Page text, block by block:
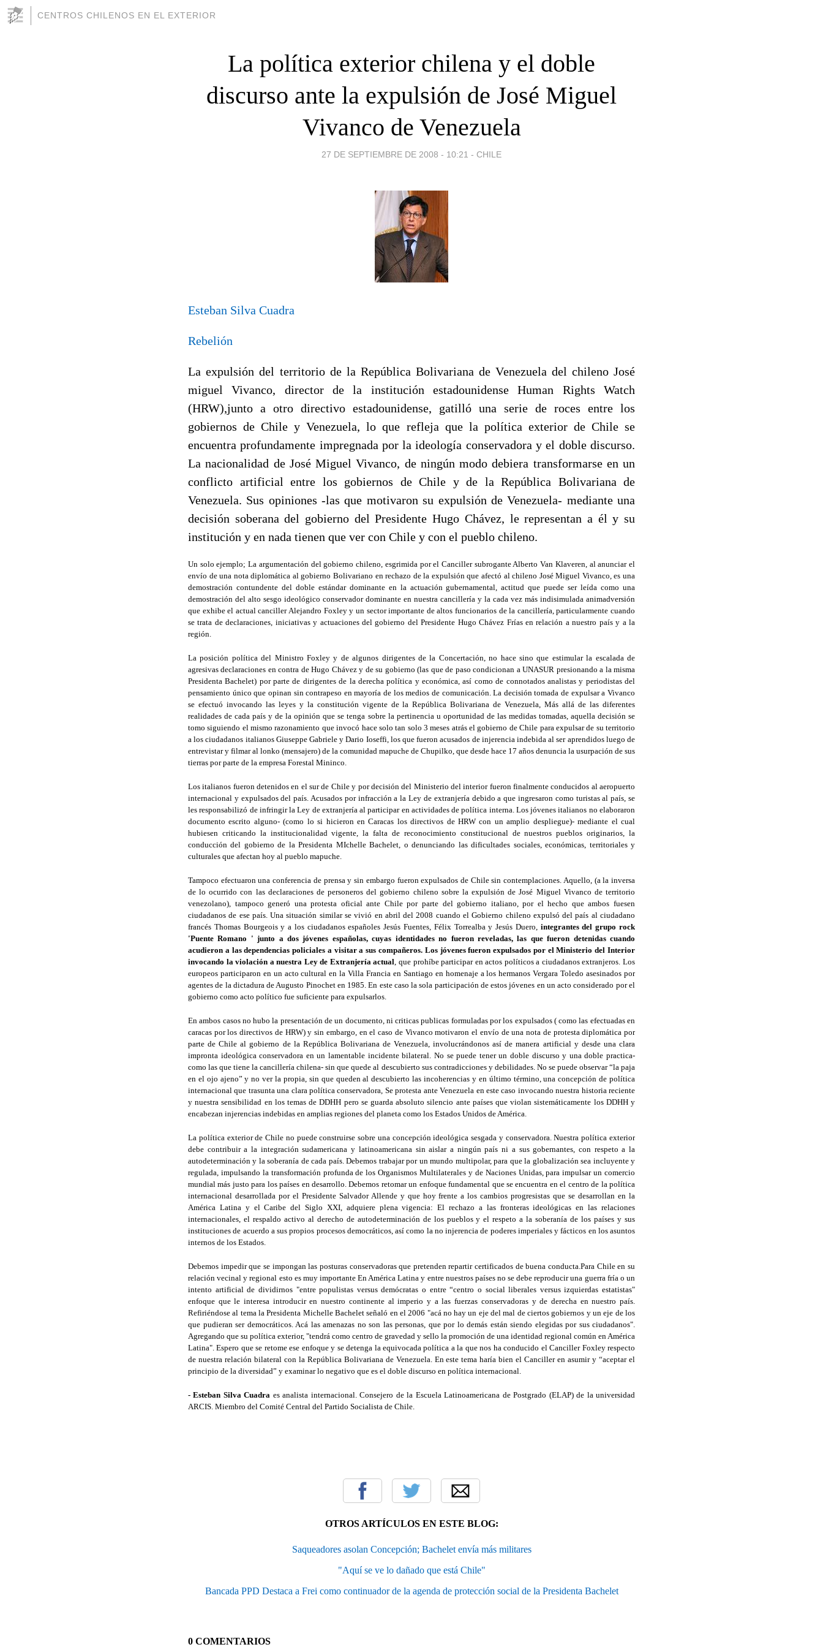
CENTROS CHILENOS EN EL EXTERIOR
La política exterior chilena y el doble
discurso ante la expulsión de José Miguel
Vivanco de Venezuela
27 DE SEPTIEMBRE DE 2008 - 10:21 - CHILE
Esteban Silva Cuadra
Rebelión
La expulsión del territorio de la República Bolivariana de Venezuela del chileno José
miguel Vivanco, director de la institución estadounidense Human Rights Watch
(HRW),junto a otro directivo estadounidense, gatilló una serie de roces entre los
gobiernos de Chile y Venezuela, lo que refleja que la política exterior de Chile se
encuentra profundamente impregnada por la ideología conservadora y el doble discurso.
La nacionalidad de José Miguel Vivanco, de ningún modo debiera transformarse en un
conflicto artificial entre los gobiernos de Chile y de la República Bolivariana de
Venezuela. Sus opiniones -las que motivaron su expulsión de Venezuela- mediante una
decisión soberana del gobierno del Presidente Hugo Chávez, le representan a él y su
institución y en nada tienen que ver con Chile y con el pueblo chileno.
Un solo ejemplo; La argumentación del gobierno chileno, esgrimida por el Canciller subrogante Alberto Van Klaveren, al anunciar el
envío de una nota diplomática al gobierno Bolivariano en rechazo de la expulsión que afectó al chileno José Miguel Vivanco, es una
demostración contundente del doble estándar dominante en la actuación gubernamental, actitud que puede ser leída como una
demostración del alto sesgo ideológico conservador dominante en nuestra cancillería y la cada vez más indisimulada animadversión
que exhibe el actual canciller Alejandro Foxley y un sector importante de altos funcionarios de la cancillería, particularmente cuando
se trata de declaraciones, iniciativas y actuaciones del gobierno del Presidente Hugo Chávez Frías en relación a nuestro país y a la
región.
La posición política del Ministro Foxley y de algunos dirigentes de la Concertación, no hace sino que estimular la escalada de
agresivas declaraciones en contra de Hugo Chávez y de su gobierno (las que de paso condicionan a UNASUR presionando a la misma
Presidenta Bachelet) por parte de dirigentes de la derecha política y económica, así como de connotados analistas y periodistas del
pensamiento único que opinan sin contrapeso en mayoría de los medios de comunicación. La decisión tomada de expulsar a Vivanco
se efectuó invocando las leyes y la constitución vigente de la República Bolivariana de Venezuela, Más allá de las diferentes
realidades de cada país y de la opinión que se tenga sobre la pertinencia u oportunidad de las medidas tomadas, aquella decisión se
tomo siguiendo el mismo razonamiento que invocó hace solo tan solo 3 meses atrás el gobierno de Chile para expulsar de su territorio
a los ciudadanos italianos Giuseppe Gabriele y Dario Ioseffi, los que fueron acusados de injerencia indebida al ser aprendidos luego de
entrevistar y filmar al lonko (mensajero) de la comunidad mapuche de Chupilko, que desde hace 17 años denuncia la usurpación de sus
tierras por parte de la empresa Forestal Mininco.
Los italianos fueron detenidos en el sur de Chile y por decisión del Ministerio del interior fueron finalmente conducidos al aeropuerto
internacional y expulsados del país. Acusados por infracción a la Ley de extranjería debido a que ingresaron como turistas al país, se
les responsabilizó de infringir la Ley de extranjería al participar en actividades de política interna. Los jóvenes italianos no elaboraron
documento escrito alguno- (como lo si hicieron en Caracas los directivos de HRW con un amplio despliegue)- mediante el cual
hubiesen criticando la institucionalidad vigente, la falta de reconocimiento constitucional de nuestros pueblos originarios, la
conducción del gobierno de la Presidenta MIchelle Bachelet, o denunciando las dificultades sociales, económicas, territoriales y
culturales que afectan hoy al pueblo mapuche.
Tampoco efectuaron una conferencia de prensa y sin embargo fueron expulsados de Chile sin contemplaciones. Aquello, (a la inversa
de lo ocurrido con las declaraciones de personeros del gobierno chileno sobre la expulsión de José Miguel Vivanco de territorio
venezolano), tampoco generó una protesta oficial ante Chile por parte del gobierno italiano, por el hecho que ambos fuesen
ciudadanos de ese país. Una situación similar se vivió en abril del 2008 cuando el Gobierno chileno expulsó del país al ciudadano
francés Thomas Bourgeois y a los ciudadanos españoles Jesús Fuentes, Félix Torrealba y Jesús Duero, integrantes del grupo rock
'Puente Romano ' junto a dos jóvenes españolas, cuyas identidades no fueron reveladas, las que fueron detenidas cuando
acudieron a las dependencias policiales a visitar a sus compañeros. Los jóvenes fueron expulsados por el Ministerio del Interior
invocando la violación a nuestra Ley de Extranjería actual , que prohíbe participar en actos políticos a ciudadanos extranjeros. Los
europeos participaron en un acto cultural en la Villa Francia en Santiago en homenaje a los hermanos Vergara Toledo asesinados por
agentes de la dictadura de Augusto Pinochet en 1985. En este caso la sola participación de estos jóvenes en un acto considerado por el
gobierno como acto político fue suficiente para expulsarlos.
En ambos casos no hubo la presentación de un documento, ni criticas publicas formuladas por los expulsados ( como las efectuadas en
caracas por los directivos de HRW) y sin embargo, en el caso de Vivanco motivaron el envío de una nota de protesta diplomática por
parte de Chile al gobierno de la República Bolivariana de Venezuela, involucrándonos así de manera artificial y desde una clara
impronta ideológica conservadora en un lamentable incidente bilateral. No se puede tener un doble discurso y una doble practica-
como las que tiene la cancillería chilena- sin que quede al descubierto sus contradicciones y debilidades. No se puede observar “la paja
en el ojo ajeno” y no ver la propia, sin que queden al descubierto las incoherencias y en último término, una concepción de política
internacional que trasunta una clara política conservadora, Se protesta ante Venezuela en este caso invocando nuestra historia reciente
y nuestra sensibilidad en los temas de DDHH pero se guarda absoluto silencio ante países que violan sistemáticamente los DDHH y
encabezan injerencias indebidas en amplias regiones del planeta como los Estados Unidos de América.
La política exterior de Chile no puede construirse sobre una concepción ideológica sesgada y conservadora. Nuestra política exterior
debe contribuir a la integración sudamericana y latinoamericana sin aislar a ningún país ni a sus gobernantes, con respeto a la
autodeterminación y la soberanía de cada país. Debemos trabajar por un mundo multipolar, para que la globalización sea incluyente y
regulada, impulsando la transformación profunda de los Organismos Multilaterales y de Naciones Unidas, para impulsar un comercio
mundial más justo para los países en desarrollo. Debemos retomar un enfoque fundamental que se encuentra en el centro de la política
internacional desarrollada por el Presidente Salvador Allende y que hoy frente a los cambios progresistas que se desarrollan en la
América Latina y el Caribe del Siglo XXI, adquiere plena vigencia: El rechazo a las fronteras ideológicas en las relaciones
internacionales, el respaldo activo al derecho de autodeterminación de los pueblos y el respeto a la soberanía de los países y sus
instituciones de acuerdo a sus propios procesos democráticos, así como la no injerencia de poderes imperiales y fácticos en los asuntos
internos de los Estados.
Debemos impedir que se impongan las posturas conservadoras que pretenden repartir certificados de buena conducta.Para Chile en su
relación vecinal y regional esto es muy importante En América Latina y entre nuestros países no se debe reproducir una guerra fría o un
intento artificial de dividirnos "entre populistas versus demócratas o entre “centro o social liberales versus izquierdas estatistas"
enfoque que le interesa introducir en nuestro continente al imperio y a las fuerzas conservadoras y de derecha en nuestro país.
Refiriéndose al tema la Presidenta Michelle Bachelet señaló en el 2006 "acá no hay un eje del mal de ciertos gobiernos y un eje de los
que pudieran ser democráticos. Acá las amenazas no son las personas, que por lo demás están siendo elegidas por sus ciudadanos".
Agregando que su política exterior, "tendrá como centro de gravedad y sello la promoción de una identidad regional común en América
Latina". Espero que se retome ese enfoque y se detenga la equivocada política a la que nos ha conducido el Canciller Foxley respecto
de nuestra relación bilateral con la República Bolivariana de Venezuela. En este tema haría bien el Canciller en asumir y “aceptar el
principio de la diversidad” y examinar lo negativo que es el doble discurso en política internacional.
- Esteban Silva Cuadra es analista internacional. Consejero de la Escuela Latinoamericana de Postgrado (ELAP) de la universidad
ARCIS. Miembro del Comité Central del Partido Socialista de Chile.
OTROS ARTÍCULOS EN ESTE BLOG:
Saqueadores asolan Concepción; Bachelet envía más militares
"Aquí se ve lo dañado que está Chile"
Bancada PPD Destaca a Frei como continuador de la agenda de protección social de la Presidenta Bachelet
0 COMENTARIOS